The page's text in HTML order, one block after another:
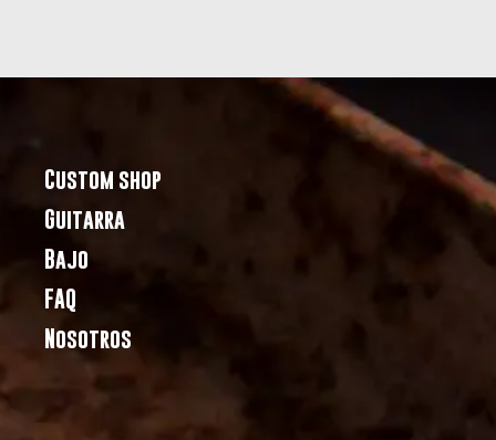
Custom shop
Guitarra
Bajo
FAQ
Nosotros